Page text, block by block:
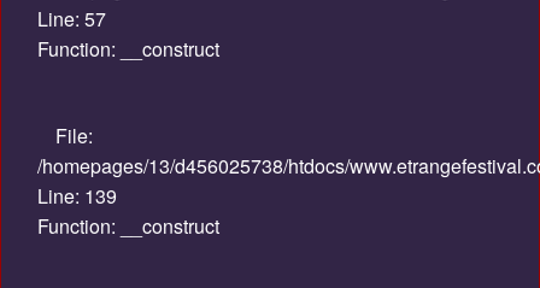
Line: 57
Function: __construct
File:
/homepages/13/d456025738/htdocs/
Line: 139
Function: __construct